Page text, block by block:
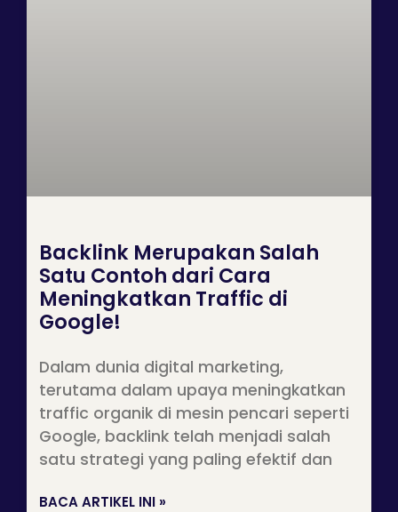
Backlink Merupakan Salah
Satu Contoh dari Cara
Meningkatkan Traffic di
Google!
Dalam dunia digital marketing,
terutama dalam upaya meningkatkan
traffic organik di mesin pencari seperti
Google, backlink telah menjadi salah
satu strategi yang paling efektif dan
BACA ARTIKEL INI »